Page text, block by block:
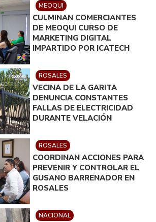
MEOQUI
CULMINAN COMERCIANTES
DE MEOQUI CURSO DE
MARKETING DIGITAL
IMPARTIDO POR ICATECH
ROSALES
VECINA DE LA GARITA
DENUNCIA CONSTANTES
FALLAS DE ELECTRICIDAD
DURANTE VELACIÓN
ROSALES
COORDINAN ACCIONES PARA
PREVENIR Y CONTROLAR EL
GUSANO BARRENADOR EN
ROSALES
NACIONAL